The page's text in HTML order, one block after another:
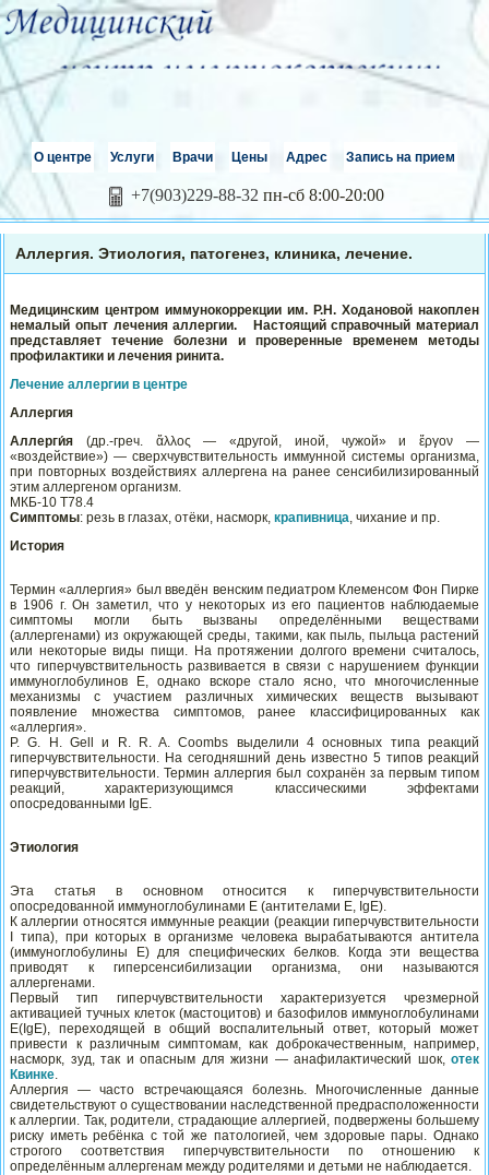
О центре Услуги Врачи Цены Адрес Запись на прием
+7(903)229-88-32 пн-сб 8:00-20:00
Аллергия. Этиология, патогенез, клиника, лечение.
Медицинским центром иммунокоррекции им. Р.Н. Ходановой накоплен
немалый опыт лечения аллергии. Настоящий справочный материал
представляет течение болезни и проверенные временем методы
профилактики и лечения ринита.
Лечение аллергии в центре
Аллергия
Аллерги́я (др.-греч. ἄλλος — «другой, иной, чужой» и ἔργον —
«воздействие») — сверхчувствительность иммунной системы организма,
при повторных воздействиях аллергена на ранее сенсибилизированный
этим аллергеном организм.
МКБ-10 T78.4
Симптомы: резь в глазах, отёки, насморк, крапивница, чихание и пр.
История
Термин «аллергия» был введён венским педиатром Клеменсом Фон Пирке
в 1906 г. Он заметил, что у некоторых из его пациентов наблюдаемые
симптомы могли быть вызваны определёнными веществами
(аллергенами) из окружающей среды, такими, как пыль, пыльца растений
или некоторые виды пищи. На протяжении долгого времени считалось,
что гиперчувствительность развивается в связи с нарушением функции
иммуноглобулинов Е, однако вскоре стало ясно, что многочисленные
механизмы с участием различных химических веществ вызывают
появление множества симптомов, ранее классифицированных как
«аллергия».
P. G. H. Gell и R. R. A. Coombs выделили 4 основных типа реакций
гиперчувствительности. На сегодняшний день известно 5 типов реакций
гиперчувствительности. Термин аллергия был сохранён за первым типом
реакций, характеризующимся классическими эффектами
опосредованными IgE.
Этиология
Эта статья в основном относится к гиперчувствительности
опосредованной иммуноглобулинами Е (антителами Е, IgE).
К аллергии относятся иммунные реакции (реакции гиперчувствительности
I типа), при которых в организме человека вырабатываются антитела
(иммуноглобулины Е) для специфических белков. Когда эти вещества
приводят к гиперсенсибилизации организма, они называются
аллергенами.
Первый тип гиперчувствительности характеризуется чрезмерной
активацией тучных клеток (мастоцитов) и базофилов иммуноглобулинами
Е(IgE), переходящей в общий воспалительный ответ, который может
привести к различным симптомам, как доброкачественным, например,
насморк, зуд, так и опасным для жизни — анафилактический шок, отек
Квинке.
Аллергия — часто встречающаяся болезнь. Многочисленные данные
свидетельствуют о существовании наследственной предрасположенности
к аллергии. Так, родители, страдающие аллергией, подвержены большему
риску иметь ребёнка с той же патологией, чем здоровые пары. Однако
строгого соответствия гиперчувствительности по отношению к
определённым аллергенам между родителями и детьми не наблюдается.